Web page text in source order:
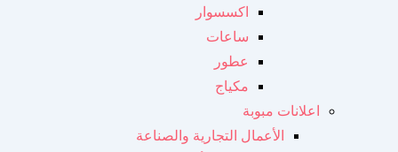
اكسسوار
ساعات
عطور
مكياج
اعلانات مبوبة
الأعمال التجارية والصناعة